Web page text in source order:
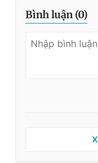
Bình luận (0)